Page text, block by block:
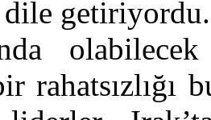
dile
rahatsızlığı